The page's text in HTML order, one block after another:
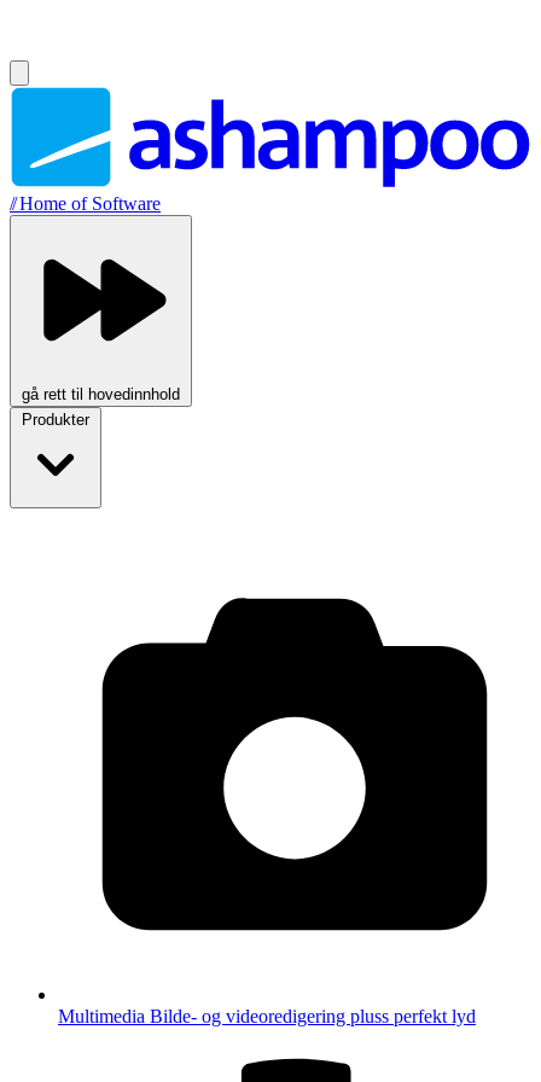
//Home of Software
gå rett til hovedinnhold
Produkter
Multimedia Bilde- og videoredigering pluss perfekt lyd